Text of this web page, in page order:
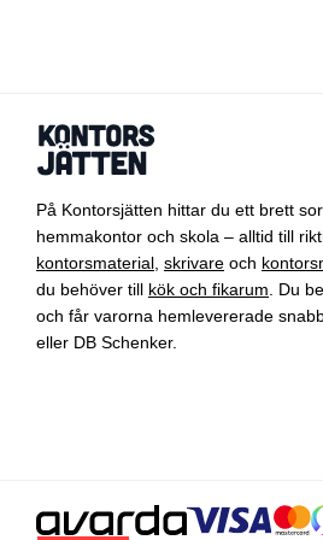
På Kontorsjätten hittar du ett brett
hemmakontor och skola – alltid till
kontorsmaterial skrivare och
du behöver till kök och fikarum . Du
och får varorna hemlevererade
eller DB Schenker.